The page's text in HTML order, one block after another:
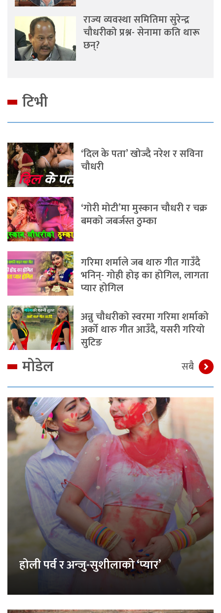
राज्य व्यवस्था समितिमा सुरेन्द्र
चौधरीको प्रश्न- सेनामा कति थारू
छन्?
टिभी
‘दिल के पता’ खोज्दै नरेश र सविना
चौधरी
‘गोरी मोटी’मा मुस्कान चौधरी र चक्र
बमको जबर्जस्त ठुम्का
गरिमा शर्माले जब थारु गीत गाउँदै
भनिन्- गोही होइ का होगिल, लागता
प्यार होगिल
अन्नु चौधरीको स्वरमा गरिमा शर्माको
अर्को थारु गीत आउँदै, यसरी गरियो
सुटिङ
मोडेल सबै
होली पर्व र अन्जु-सुशीलाको ‘प्यार’